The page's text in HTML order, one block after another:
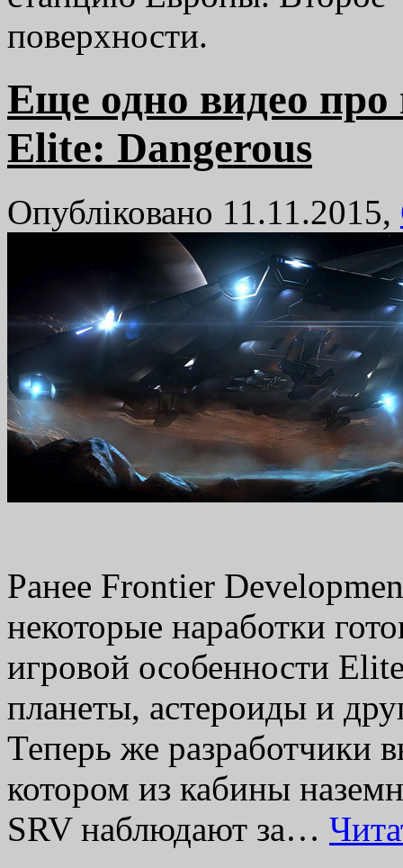
поверхности.
Еще одно видео про
Elite: Dangerous
Опубліковано 11.11.2015,
Ранее Frontier
некоторые наработки
игровой особенности
планеты, астероиды и
Теперь же разработчики
котором из кабины
SRV наблюдают за…